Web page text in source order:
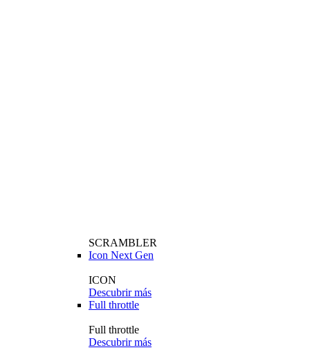
SCRAMBLER
Icon Next Gen
ICON
Descubrir más
Full throttle
Full throttle
Descubrir más